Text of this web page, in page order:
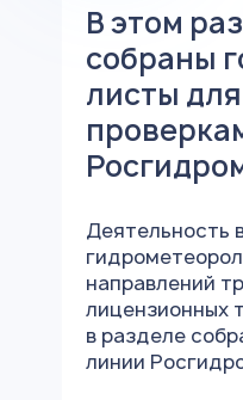
В этом
собраны
листы
Деятельность
направлений
лицензионных
в разделе
линии